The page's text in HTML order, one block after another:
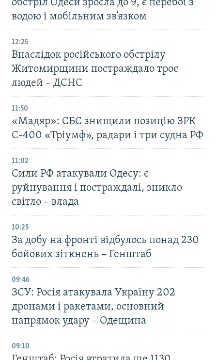
обстріл Одеси зросла до 9, є перебої з
водою і мобільним зв’язком
12:25
Внаслідок російського обстрілу
Житомирщини постраждало троє
людей – ДСНС
11:50
«Мадяр»: СБС знищили позицію ЗРК
С-400 «Тріумф», радари і три судна РФ
11:02
Сили РФ атакували Одесу: є
руйнування і постраждалі, зникло
світло – влада
10:25
За добу на фронті відбулось понад 230
бойових зіткнень – Генштаб
09:46
ЗСУ: Росія атакувала Україну 202
дронами і ракетами, основний
напрямок удару – Одещина
09:10